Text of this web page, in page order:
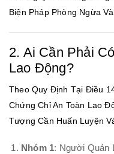
Biện Pháp Phòng Ngừa
2. Ai Cần Phải
Lao Động?
Theo Quy Định Tại Điều
Chứng Chỉ An Toàn Lao
Tượng Cần Huấn Luyện
Nhóm 1: Người Quản